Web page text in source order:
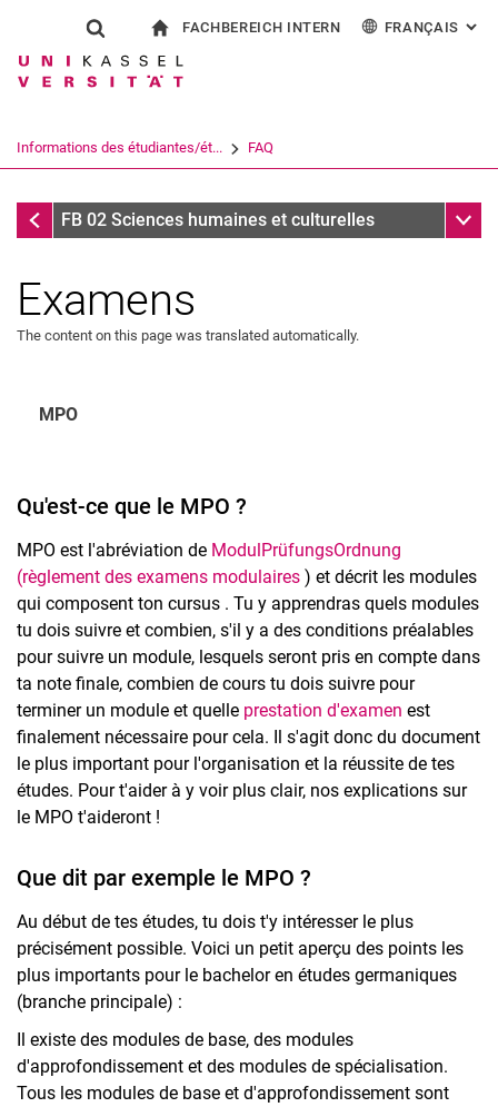
Jump directly to: content
Jump directly to: search
Jump directly to: main
Show search form
Search term
Search (opens an external link in a
FACHBEREICH INTERN FRANÇAIS :
Informations des étudiantes/ét... FAQ
FAQ FB 02 Sciences humaines et culturelles Sub
Examens
The content on this page was translated automatically.
MPO
Qu'est-ce que le MPO ?
MPO est l'abréviation de ModulPrüfungsOrdnung
(règlement des examens modulaires ) et décrit les modules
qui composent ton cursus . Tu y apprendras quels modules
tu dois suivre et combien, s'il y a des conditions préalables
pour suivre un module, lesquels seront pris en compte dans
ta note finale, combien de cours tu dois suivre pour
terminer un module et quelle prestation d'examen est
finalement nécessaire pour cela. Il s'agit donc du document
le plus important pour l'organisation et la réussite de tes
études. Pour t'aider à y voir plus clair, nos explications sur
le MPO t'aideront !
Que dit par exemple le MPO ?
Au début de tes études, tu dois t'y intéresser le plus
précisément possible. Voici un petit aperçu des points les
plus importants pour le bachelor en études germaniques
(branche principale) :
Il existe des modules de base, des modules
d'approfondissement et des modules de spécialisation.
Tous les modules de base et d'approfondissement sont